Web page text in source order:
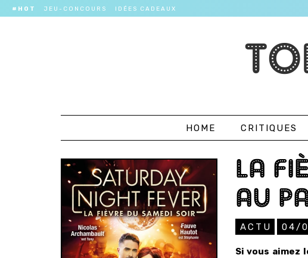
#HOT JEU-CONCOURS IDÉES CADEAUX
HOME CRITIQUES
LA
AU
ACTU 04/
Si vous aimez